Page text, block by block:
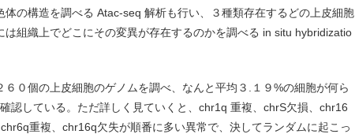
体の構造を調べる Atac-seq 解析も行い、３種類存在するどの上皮細胞
は組織上でどこにその変異が存在するのかを調べる in situ hybridizatio
６０個の上皮細胞のゲノムを調べ、なんと平均３.１９%の細胞が何ら
認している。ただ詳しく見ていくと、chr1q 重複、chrS欠損、chr16
重複、chr16q欠失が順番に多い異常で、決してランダムに起こっ